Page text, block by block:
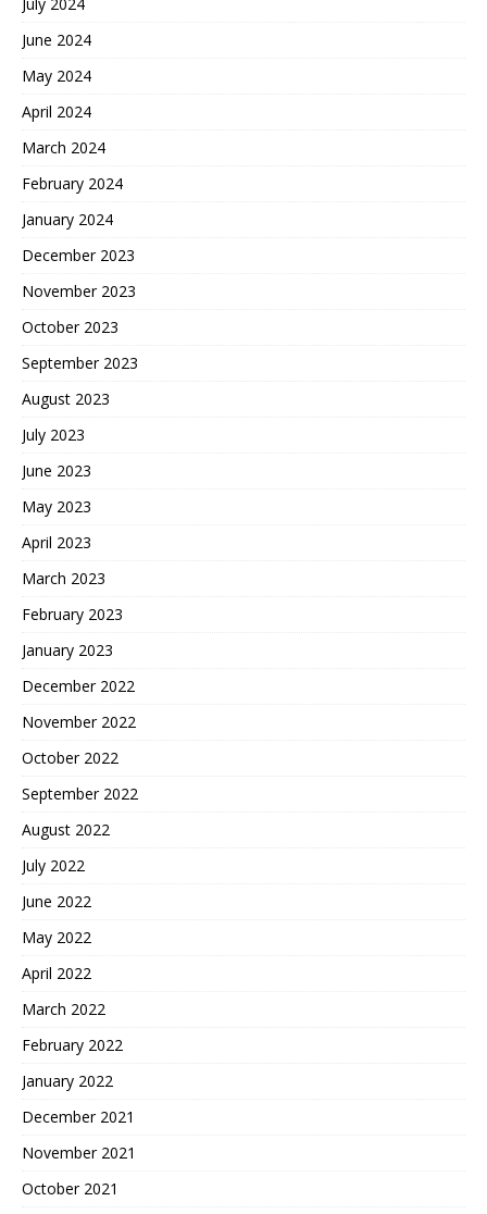
June 2024
May 2024
April 2024
March 2024
February 2024
January 2024
December 2023
November 2023
October 2023
September 2023
August 2023
July 2023
June 2023
May 2023
April 2023
March 2023
February 2023
January 2023
December 2022
November 2022
October 2022
September 2022
August 2022
July 2022
June 2022
May 2022
April 2022
March 2022
February 2022
January 2022
December 2021
November 2021
October 2021